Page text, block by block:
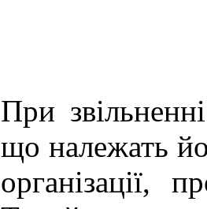
При
що належать
організації,